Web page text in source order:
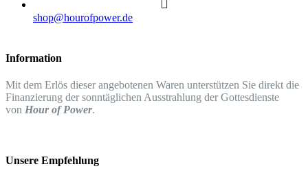
shop@hourofpower.de
Information
Mit dem Erlös dieser angebotenen Waren unterstützen Sie direkt die
Finanzierung der sonntäglichen Ausstrahlung der Gottesdienste
von Hour of Power.
Unsere Empfehlung